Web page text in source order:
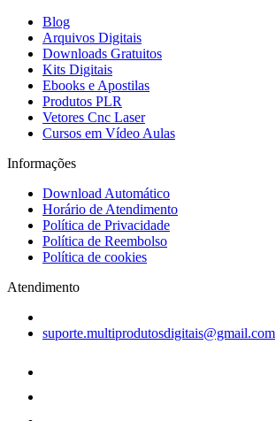
Blog
Arquivos Digitais
Downloads Gratuitos
Kits Digitais
Ebooks e Apostilas
Produtos PLR
Vetores Cnc Laser
Cursos em Vídeo Aulas
Informações
Download Automático
Horário de Atendimento
Política de Privacidade
Política de Reembolso
Política de cookies
Atendimento
suporte.multiprodutosdigitais@gmail.com